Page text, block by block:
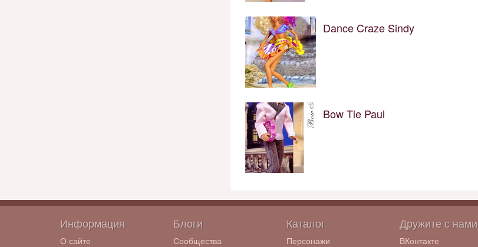
Dance Craze Sindy
Bow Tie Paul
Информация
О сайте
Блоги
Сообщества
Каталог
Персонажи
Дружите с нами
ВКонтакте